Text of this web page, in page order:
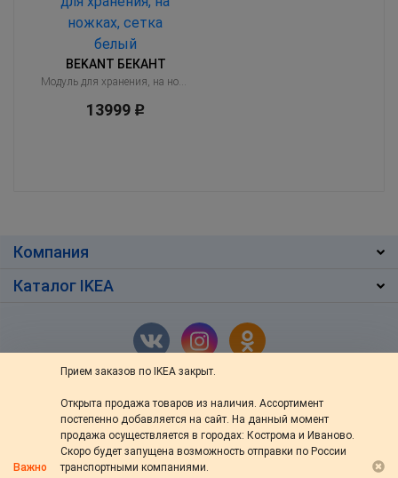
Важно
Прием заказов по IKEA закрыт.
Открыта продажа товаров из наличия. Ассортимент
постепенно добавляется на сайт. На данный момент
продажа осуществляется в городах: Кострома и Иваново.
Скоро будет запущена возможность отправки по России
транспортными компаниями.
BEKANT БЕКАНТ
Модуль для хранения, на ножках, сетка белый
13999 Р
Компания
Каталог IKEA
г. Кострома,ул. Ив.Сусанина 48/76
+7 (4942) 46-13-64
пн — вс: с 10:00 до 20:00